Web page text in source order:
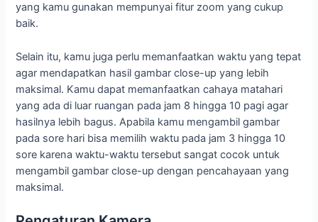
yang kamu gunakan mempunyai fitur zoom yang cukup
baik.
Selain itu, kamu juga perlu memanfaatkan waktu yang tepat
agar mendapatkan hasil gambar close-up yang lebih
maksimal. Kamu dapat memanfaatkan cahaya matahari
yang ada di luar ruangan pada jam 8 hingga 10 pagi agar
hasilnya lebih bagus. Apabila kamu mengambil gambar
pada sore hari bisa memilih waktu pada jam 3 hingga 10
sore karena waktu-waktu tersebut sangat cocok untuk
mengambil gambar close-up dengan pencahayaan yang
maksimal.